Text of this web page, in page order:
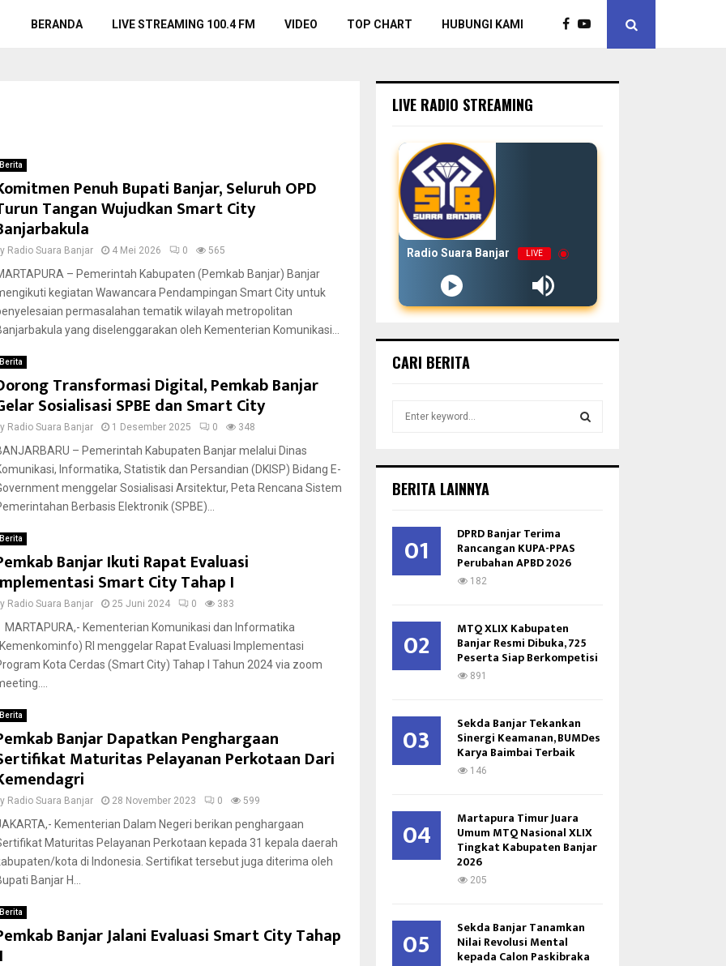
BERANDA LIVE STREAMING 100.4 FM VIDEO TOP CHART HUBUNGI KAMI
Berita
Penuh Bupati Banjar, Seluruh OPD
Tangan Wujudkan Smart City
Radio Suara Banjar 4 Mei 2026 0 565
– Pemerintah Kabupaten (Pemkab Banjar) Banjar
kegiatan Wawancara Pendampingan Smart City untuk
permasalahan tematik wilayah metropolitan
yang diselenggarakan oleh Kementerian Komunikasi...
Berita
Transformasi Digital, Pemkab Banjar
Sosialisasi SPBE dan Smart City
Radio Suara Banjar 1 Desember 2025 0 348
– Pemerintah Kabupaten Banjar melalui Dinas
Informatika, Statistik dan Persandian (DKISP) Bidang E-
menggelar Sosialisasi Arsitektur, Peta Rencana Sistem
Berbasis Elektronik (SPBE)...
Berita
Banjar Ikuti Rapat Evaluasi
Smart City Tahap I
Radio Suara Banjar 25 Juni 2024 0 383
Kementerian Komunikasi dan Informatika
RI menggelar Rapat Evaluasi Implementasi
Kota Cerdas (Smart City) Tahap I Tahun 2024 via zoom
Berita
Banjar Dapatkan Penghargaan
Maturitas Pelayanan Perkotaan Dari
Radio Suara Banjar 28 November 2023 0 599
Kementerian Dalam Negeri berikan penghargaan
Maturitas Pelayanan Perkotaan kepada 31 kepala daerah
kota di Indonesia. Sertifikat tersebut juga diterima oleh
Banjar H...
Berita
Banjar Jalani Evaluasi Smart City Tahap
LIVE RADIO STREAMING
Radio Suara Banjar LIVE
CARI BERITA
h
o
BERITA LAINNYA
01 DPRD Banjar Terima
Rancangan KUPA-PPAS
Perubahan APBD 2026
182
02 MTQ XLIX Kabupaten
Banjar Resmi Dibuka, 725
Peserta Siap Berkompetisi
891
03 Sekda Banjar Tekankan
Sinergi Keamanan, BUMDes
Karya Baimbai Terbaik
146
04 Martapura Timur Juara
Umum MTQ Nasional XLIX
Tingkat Kabupaten Banjar
2026
205
05 Sekda Banjar Tanamkan
Nilai Revolusi Mental
kepada Calon Paskibraka